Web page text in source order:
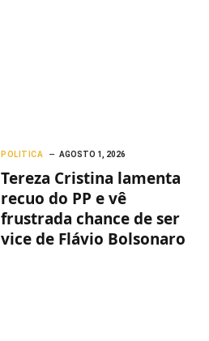
POLITICA AGOSTO 1, 2026
Tereza Cristina lamenta
recuo do PP e vê
frustrada chance de ser
vice de Flávio Bolsonaro